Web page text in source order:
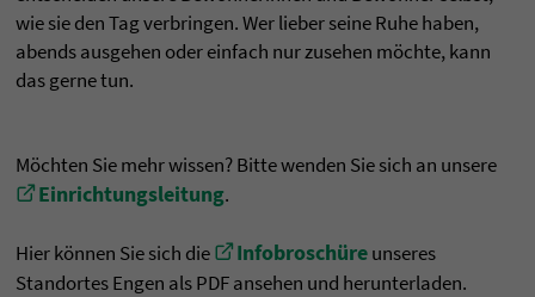
wie sie den Tag verbringen.Wer lieber seine Ruhe haben,
abends ausgehen oder einfach nur zusehen möchte, kann
das gerne tun.
Möchten Sie mehr wissen? Bitte wenden Sie sich an unsere
Einrichtungsleitung.
Hier können Sie sich die Infobroschüreunseres
Standortes Engen als PDF ansehen und herunterladen.